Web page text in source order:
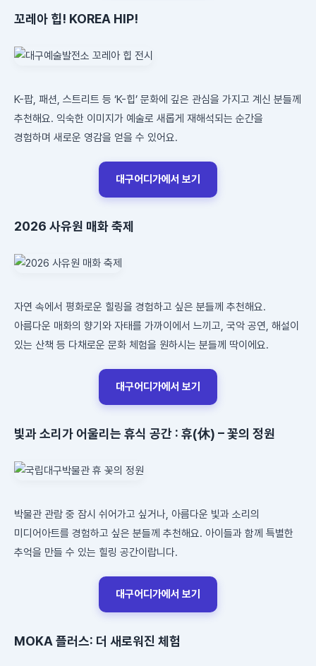
꼬레아 힙! KOREA HIP!
K-팝, 패션, 스트리트 등 ‘K-힙’ 문화에 깊은 관심을 가지고 계신 분들께
추천해요. 익숙한 이미지가 예술로 새롭게 재해석되는 순간을
경험하며 새로운 영감을 얻을 수 있어요.
대구어디가에서 보기
2026 사유원 매화 축제
자연 속에서 평화로운 힐링을 경험하고 싶은 분들께 추천해요.
아름다운 매화의 향기와 자태를 가까이에서 느끼고, 국악 공연, 해설이
있는 산책 등 다채로운 문화 체험을 원하시는 분들께 딱이에요.
대구어디가에서 보기
빛과 소리가 어울리는 휴식 공간 : 휴(休) – 꽃의 정원
박물관 관람 중 잠시 쉬어가고 싶거나, 아름다운 빛과 소리의
미디어아트를 경험하고 싶은 분들께 추천해요. 아이들과 함께 특별한
추억을 만들 수 있는 힐링 공간이랍니다.
대구어디가에서 보기
MOKA 플러스: 더 새로워진 체험